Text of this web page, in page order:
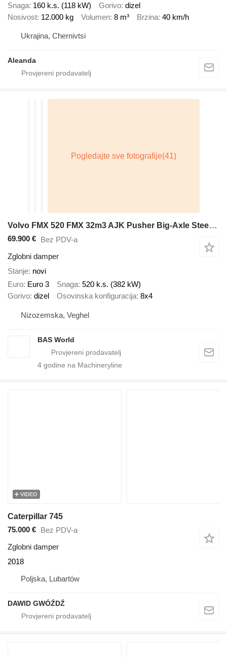
Snaga 160 k.s. (118 kW) Gorivo dizel
Nosivost 12.000 kg Volumen 8 m³ Brzina 40 km/h
Ukrajina, Chernivtsi
Aleanda
Volvo FMX 520 FMX 32m3 AJK Pusher Big-Axle Steering-Axle Powertronic E
69.900 € Bez PDV-a
Zglobni damper
Stanje novi
Euro Euro 3 Snaga 520 k.s. (382 kW)
Gorivo dizel Osovinska konfiguracija 8x4
Nizozemska, Veghel
BAS World
4 godine na Machineryline
VIDEO
Caterpillar 745
75.000 € Bez PDV-a
Zglobni damper
2018
Poljska, Lubartów
DAWID GWÓŹDŹ